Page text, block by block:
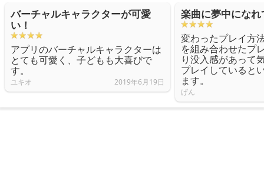
バーチャルキャラクターが可愛
い！
アプリのバーチャルキャラクターは
とても可愛く、子どもも大喜びで
す。
ユキオ 2019年6月19日
楽曲に夢中にな
変わったプレイ方
を組み合わせたプ
り没入感があって
プレイしていると
ます。
げん